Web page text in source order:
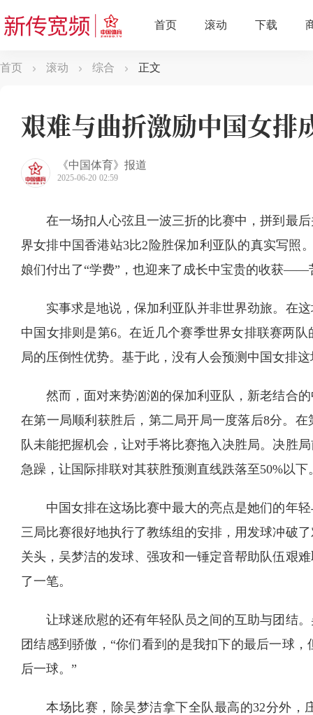
首页 滚动 综合 正文
艰难与曲折激励中国女排
《中国体育》报道
2025-06-20 02:59
在一场扣人心弦且一波三折的比赛中，拼到最
界女排中国香港站3比2险胜保加利亚队的真实写照
娘们付出了“学费”，也迎来了成长中宝贵的收获——
实事求是地说，保加利亚队并非世界劲旅。在
中国女排则是第6。在近几个赛季世界女排联赛两
局的压倒性优势。基于此，没有人会预测中国女排
然而，面对来势汹汹的保加利亚队，新老结合
在第一局顺利获胜后，第二局开局一度落后8分。
队未能把握机会，让对手将比赛拖入决胜局。决胜
急躁，让国际排联对其获胜预测直线跌落至50%以下
中国女排在这场比赛中最大的亮点是她们的年
三局比赛很好地执行了教练组的安排，用发球冲破
关头，吴梦洁的发球、强攻和一锤定音帮助队伍艰
了一笔。
让球迷欣慰的还有年轻队员之间的互助与团结
团结感到骄傲，“你们看到的是我扣下的最后一球
后一球。”
本场比赛，除吴梦洁拿下全队最高的32分外，